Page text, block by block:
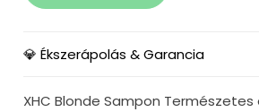
💎 Ékszerápolás & Garancia
XHC Blonde Sampon Természetes